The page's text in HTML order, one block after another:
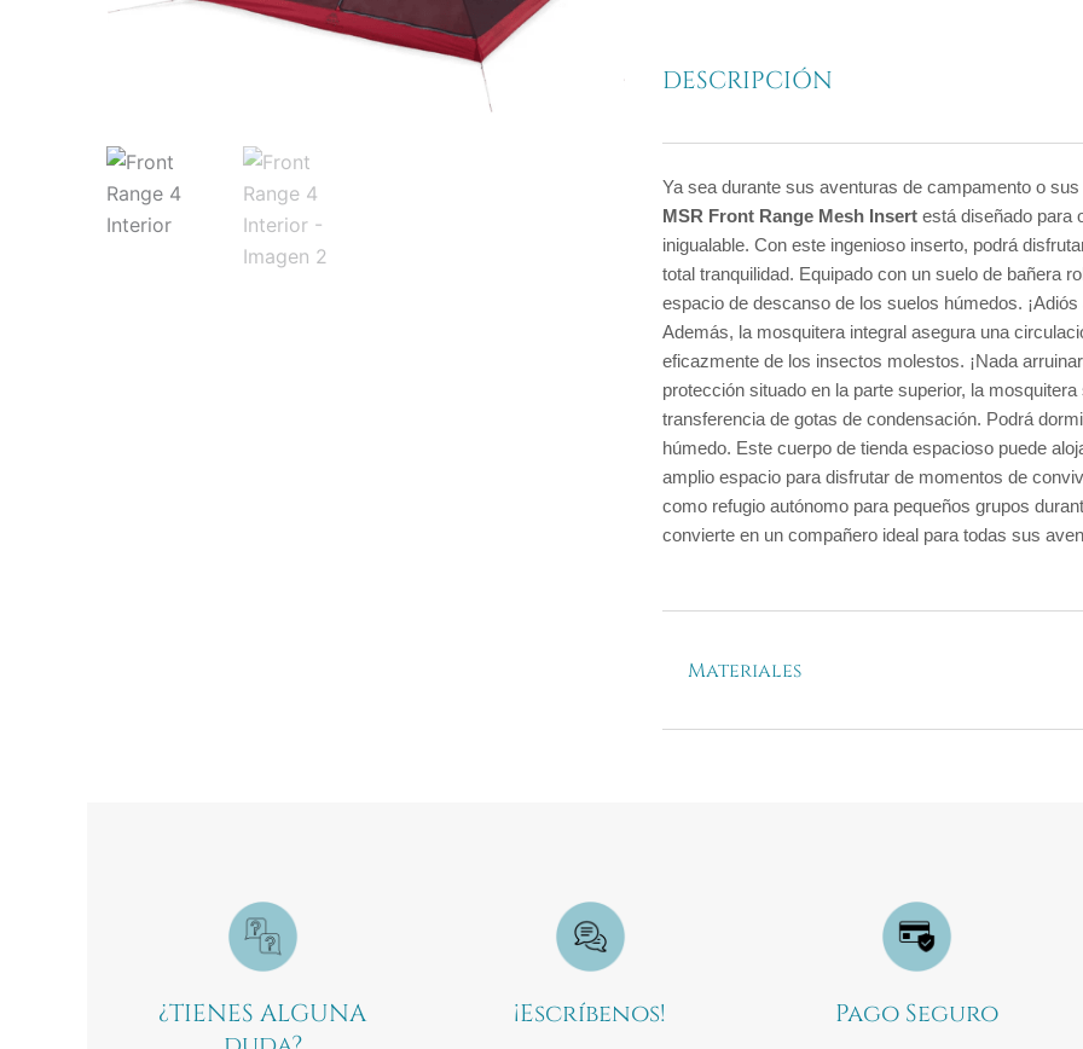
DESCRIPCIÓN
Ya sea durante sus aventuras de campamento o
MSR Front Range Mesh Insert está diseñado para
inigualable. Con este ingenioso inserto, podrá
total tranquilidad. Equipado con un suelo de bañera
espacio de descanso de los suelos húmedos.
Además, la mosquitera integral asegura una
eficazmente de los insectos molestos. ¡Nada
protección situado en la parte superior, la
transferencia de gotas de condensación. Podrá
húmedo. Este cuerpo de tienda espacioso puede
amplio espacio para disfrutar de momentos de
como refugio autónomo para pequeños grupos
convierte en un compañero ideal para todas sus
Materiales
¿TIENES ALGUNA
¡Escríbenos! Pago Seguro